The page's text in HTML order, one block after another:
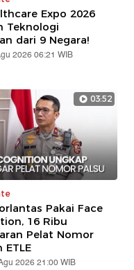
Expo 2026
Teknologi
dari 9 Negara!
2026 06:21 WIB
03:52
Pakai Face
16 Ribu
Pelat Nomor
ETLE
2026 21:00 WIB